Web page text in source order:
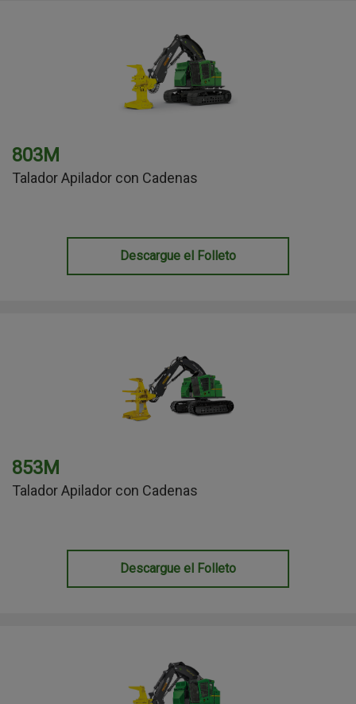
803M
Talador Apilador con Cadenas
Descargue el Folleto
853M
Talador Apilador con Cadenas
Descargue el Folleto